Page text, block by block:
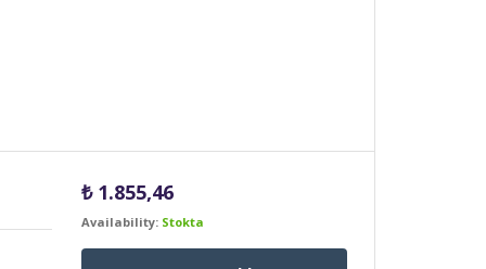
₺1.855,46
Availability: Stokta